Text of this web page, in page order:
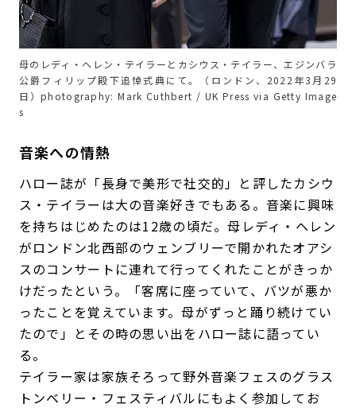
母のレディ・ヘレン・テイラーとカシウス・テイラー、エジンバラ
公爵フィリップ殿下追悼式典にて。（ロンドン、2022年3月29
日）photography: Mark Cuthbert / UK Press via Getty Image
s
音楽への情熱
ハロー誌が「長身で美形で社交的」と評したカシウ
ス・テイラーは大の音楽好きでもある。音楽に興味
を持ちはじめたのは12歳の頃だ。母レディ・ヘレン
がロンドン北西部のウェンブリーで開かれたオアシ
スのコンサートに連れて行ってくれたことがきっか
けだったという。「客席に座っていて、バツが悪か
ったことを覚えています。母がずっと踊り続けてい
たので」とその時の思い出をハロー誌に語ってい
る。
テイラー家は家族そろって野外音楽フェスのグラス
トンベリー・フェスティバルにもよく参加してお